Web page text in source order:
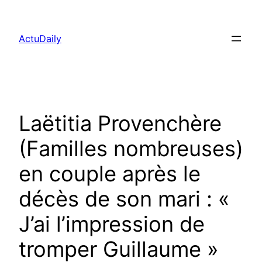
contenu
ActuDaily
Laëtitia Provenchère
(Familles nombreuses)
en couple après le
décès de son mari : «
J’ai l’impression de
tromper Guillaume »